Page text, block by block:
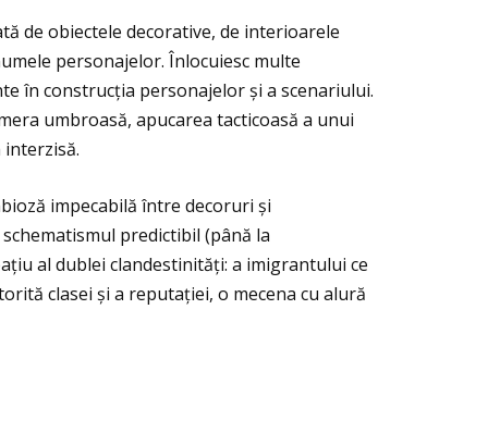
de obiectele decorative, de interioarele
personajelor. Înlocuiesc multe
în construcţia personajelor și a scenariului.
umbroasă, apucarea tacticoasă a unui
impecabilă între decoruri și
predictibil (până la
al dublei clandestinităţi: a imigrantului ce
clasei și a reputaţiei, o mecena cu alură